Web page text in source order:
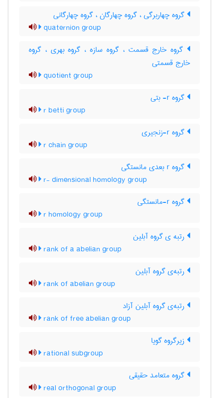
گروه چهاربرگی ، گروه چهارگان ، گروه چهارگانی
quaternion group
گروه خارج قسمت ، گروه سازه ، گروه بهری ، گروه
خارج قسمتی
quotient group
گروه r- بتی
r betti group
گروه r-زنجیری
r chain group
گروه r بعدی مانستگی
r- dimensional homology group
گروه r-مانستگی
r homology group
رتبه ی گروه آبلین
rank of a abelian group
رتبه‌ی گروه آبلین
rank of abelian group
رتبه‌ی گروه آبلین آزاد
rank of free abelian group
زیرگروه گویا
rational subgroup
گروه متعامد حقیقی
real orthogonal group